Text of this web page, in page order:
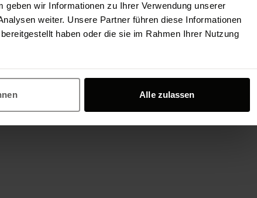
wir Informationen zu Ihrer Verwendung unserer
weiter. Unsere Partner führen diese Informationen
haben oder die sie im Rahmen Ihrer Nutzung
Alle zulassen
Als App-Agentur arbeiten wir Plattform-
Besonders bei komplexeren Projekten ist es
Kunden wichtig, eine objektive und qualifizierte